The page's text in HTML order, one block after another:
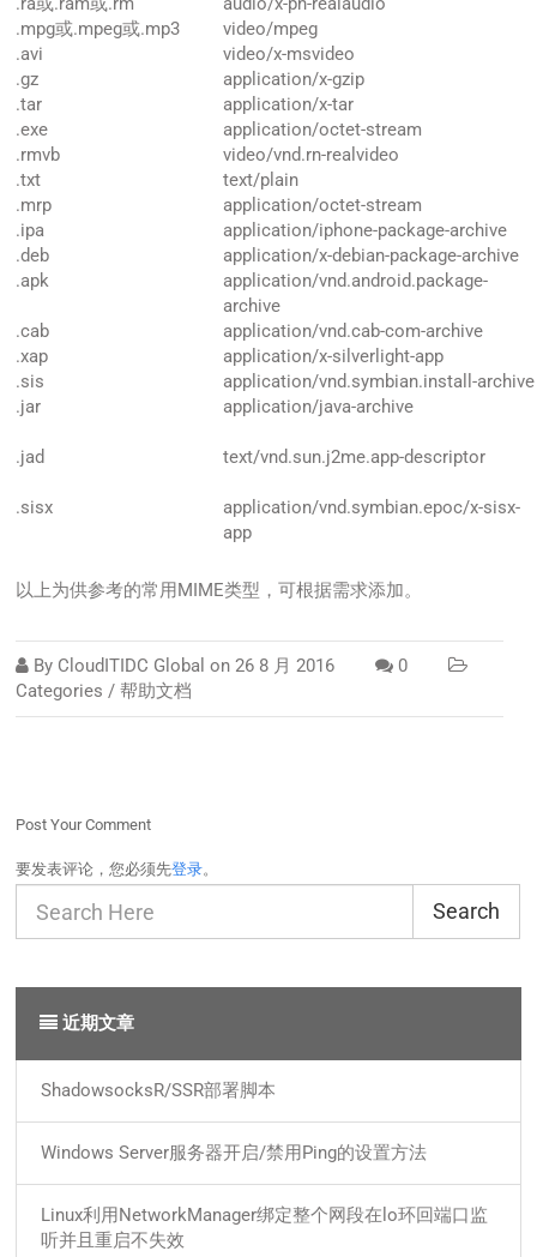
.mpg或.mpeg或.mp3
video/mpeg
.avi
video/x-msvideo
.gz
application/x-gzip
.tar
application/x-tar
.exe
application/octet-stream
.rmvb
video/vnd.rn-realvideo
.txt
text/plain
.mrp
application/octet-stream
.ipa
application/iphone-package-archive
.deb
application/x-debian-package-archive
.apk
application/vnd.android.package-
archive
.cab
application/vnd.cab-com-archive
.xap
application/x-silverlight-app
.sis
application/vnd.symbian.install-archive
.jar
application/java-archive
.jad text/vnd.sun.j2me.app-descriptor
.sisx
application/vnd.symbian.epoc/x-sisx-
app
以上为供参考的常用MIME类型，可根据需求添加。
By CloudITIDC Global on26 8 月 2016
0
Categories /帮助文档
Post Your Comment
要发表评论，您必须先登录。
Search
近期文章
ShadowsocksR/SSR部署脚本
Windows Server服务器开启/禁用Ping的设置方法
Linux利用NetworkManager绑定整个网段在lo环回端口监
听并且重启不失效